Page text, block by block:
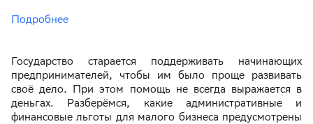
Подробнее
Государство старается поддерживать начинающих
предпринимателей, чтобы им было проще развивать
своё дело. При этом помощь не всегда выражается в
деньгах. Разберёмся, какие административные и
финансовые льготы для малого бизнеса предусмотрены